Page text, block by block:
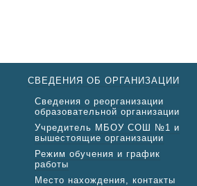
СВЕДЕНИЯ ОБ ОРГАНИЗАЦИИ
Сведения о реорганизации
образовательной организации
Учредитель МБОУ СОШ №1 и
вышестоящие организации
Режим обучения и график
работы
Место нахождения, контакты